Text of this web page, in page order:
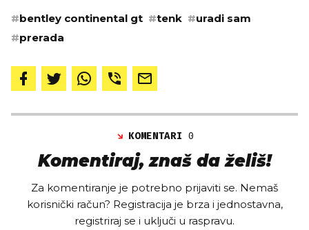
#bentley continental gt #tenk #uradi sam
#prerada
KOMENTARI0
Komentiraj, znaš da želiš!
Za komentiranje je potrebno prijaviti se. Nemaš
korisnički račun? Registracija je brza i jednostavna,
registriraj se i uključi u raspravu.